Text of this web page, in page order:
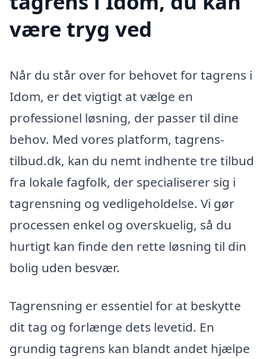
være tryg ved
Når du står over for behovet for tagrens i
Idom, er det vigtigt at vælge en
professionel løsning, der passer til dine
behov. Med vores platform, tagrens-
tilbud.dk, kan du nemt indhente tre tilbud
fra lokale fagfolk, der specialiserer sig i
tagrensning og vedligeholdelse. Vi gør
processen enkel og overskuelig, så du
hurtigt kan finde den rette løsning til din
bolig uden besvær.
Tagrensning er essentiel for at beskytte
dit tag og forlænge dets levetid. En
grundig tagrens kan blandt andet hjælpe